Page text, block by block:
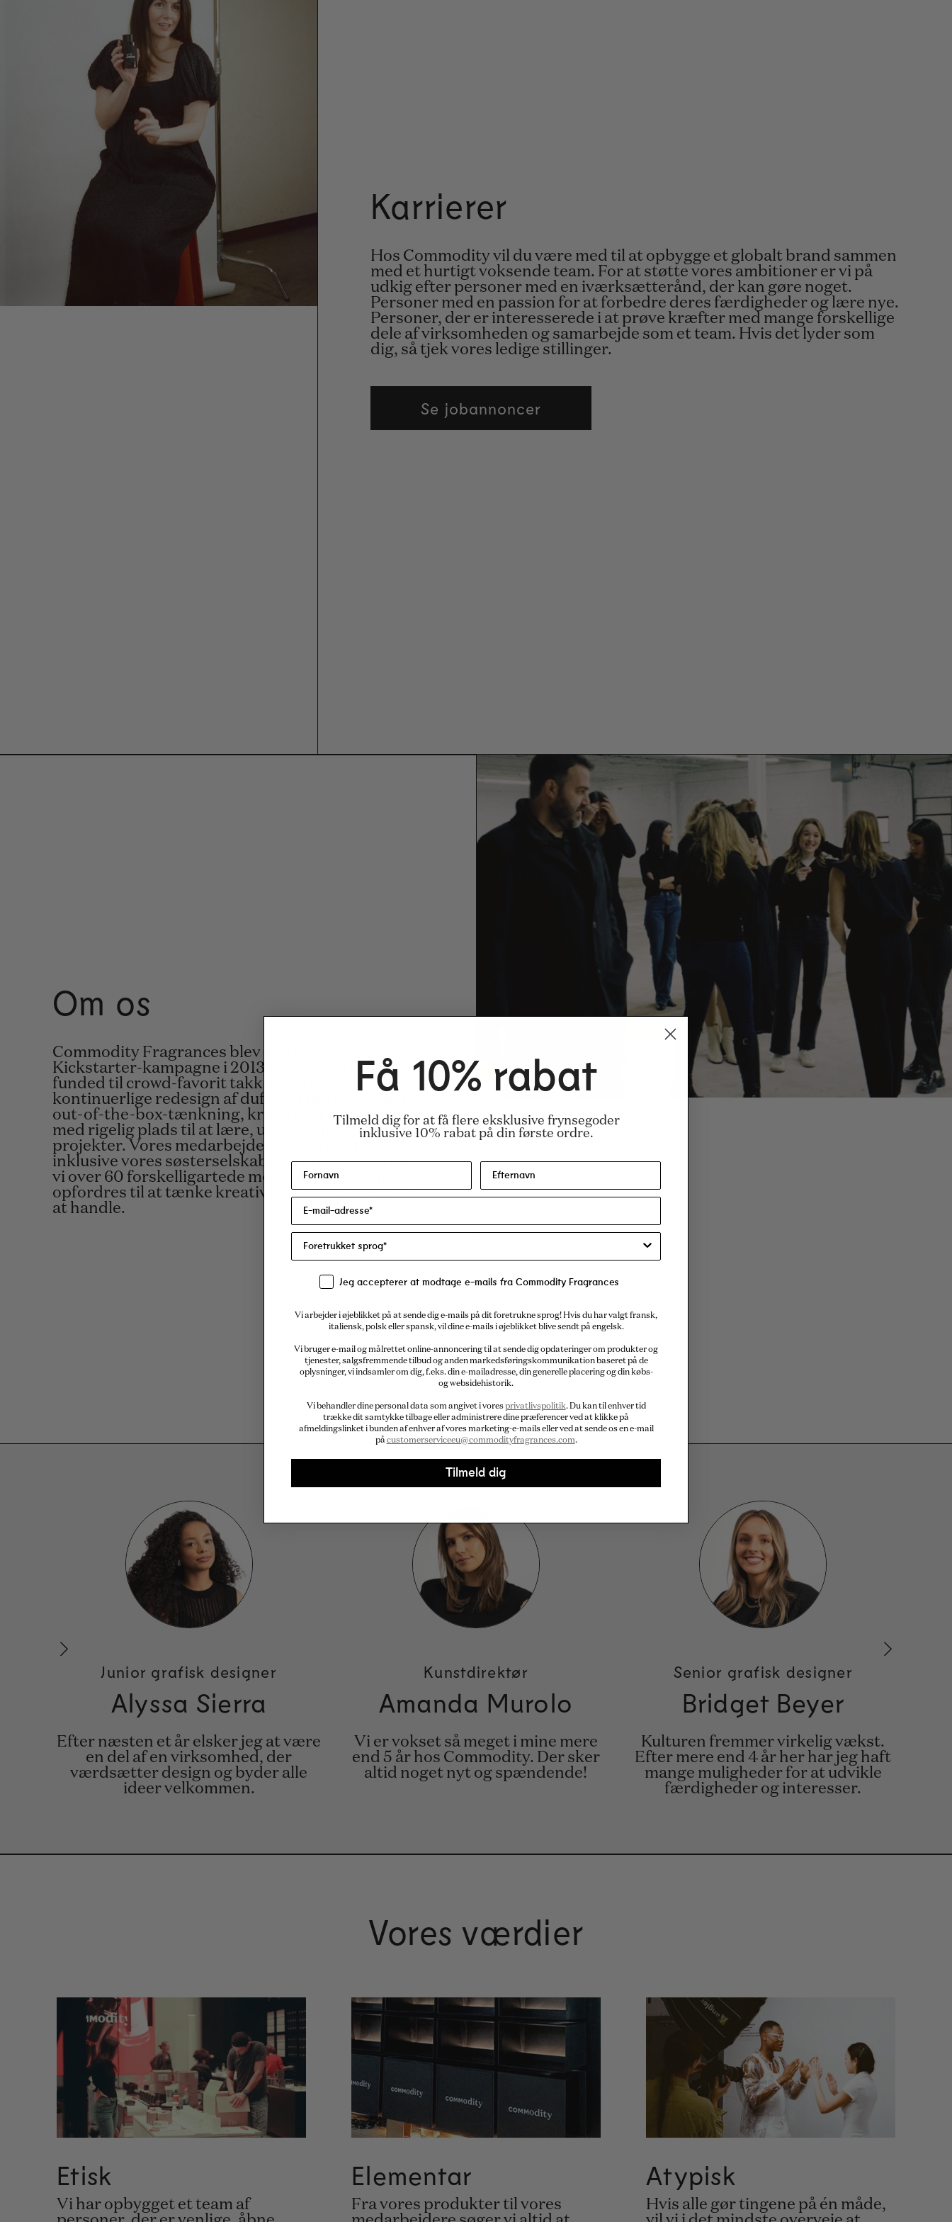
Karrierer
Hos Commodity vil du være med til at opbygge et globalt brand sammen
med et hurtigt voksende team. For at støtte vores ambitioner er vi på
udkig efter personer med en iværksætterånd, der kan gøre noget.
Personer med en passion for at forbedre deres færdigheder og lære nye.
Personer, der er interesserede i at prøve kræfter med mange forskellige
dele af virksomheden og samarbejde som et team. Hvis det lyder som
dig, så tjek vores ledige stillinger.
Se jobannoncer
Om os
Commodity Fragrances blev startet med en
Kickstarter-kampagne i 2013 og er gået fra crowd-
funded til crowd-favorit takket være sit
kontinuerlige redesign af dufte. Vi lægger vægt på
out-of-the-box-tænkning, kreativitet og testning
med rigelig plads til at lære, udvikle sig og fremme
projekter. Vores medarbejdere er vores styrke, og
inklusive vores søsterselskab, Europerfumes, har
vi over 60 forskelligartede medarbejdere, som
opfordres til at tænke kreativt og får mulighed for
at handle.
Junior grafisk designer
Alyssa Sierra
Efter næsten et år elsker jeg at være
en del af en virksomhed, der
værdsætter design og byder alle
ideer velkommen.
Kunstdirektør
Amanda Murolo
Vi er vokset så meget i mine mere
end 5 år hos Commodity. Der sker
altid noget nyt og spændende!
Senior grafisk designer
Bridget Beyer
Kulturen fremmer virkelig vækst.
Efter mere end 4 år her har jeg haft
mange muligheder for at udvikle
færdigheder og interesser.
Vores værdier
Etisk
Vi har opbygget et team af
Elementar
Fra vores produkter til vores
Atypisk
Hvis alle gør tingene på én måde,
Få 10% rabat
Tilmeld dig for at få flere eksklusive frynsegoder
inklusive 10% rabat på din første ordre.
Jeg accepterer at modtage e-mails fra Commodity Fragrances
Vi arbejder i øjeblikket på at sende dig e-mails på dit foretrukne sprog! Hvis du har valgt fransk,
italiensk, polsk eller spansk, vil dine e-mails i øjeblikket blive sendt på engelsk.
Vi bruger e-mail og målrettet online-annoncering til at sende dig opdateringer om produkter og
tjenester, salgsfremmende tilbud og anden markedsføringskommunikation baseret på de
oplysninger, vi indsamler om dig, f.eks. din e-mailadresse, din generelle placering og din købs-
og websidehistorik.
Vi behandler dine personal data som angivet i vores privatlivspolitik. Du kan til enhver tid
trække dit samtykke tilbage eller administrere dine præferencer ved at klikke på
afmeldingslinket i bunden af enhver af vores marketing-e-mails eller ved at sende os en e-mail
på customerserviceeu@commodityfragrances.com.
Tilmeld dig